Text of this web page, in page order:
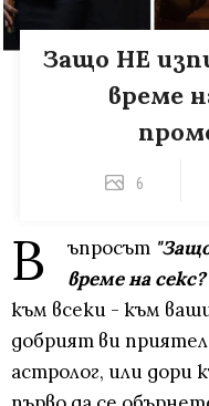
Защо НЕ
време
6
В ъпросът
време на
към всеки - към
добрият ви
астролог, или дори